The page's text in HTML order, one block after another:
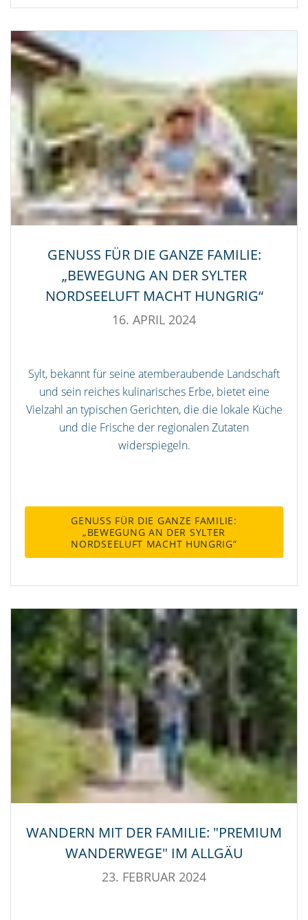
GENUSS FÜR DIE GANZE FAMILIE:
„BEWEGUNG AN DER SYLTER
NORDSEELUFT MACHT HUNGRIG“
16. APRIL 2024
Sylt, bekannt für seine atemberaubende Landschaft
und sein reiches kulinarisches Erbe, bietet eine
Vielzahl an typischen Gerichten, die die lokale Küche
und die Frische der regionalen Zutaten
widerspiegeln.
GENUSS FÜR DIE GANZE FAMILIE:
„BEWEGUNG AN DER SYLTER
NORDSEELUFT MACHT HUNGRIG“
WANDERN MIT DER FAMILIE: "PREMIUM
WANDERWEGE" IM ALLGÄU
23. FEBRUAR 2024